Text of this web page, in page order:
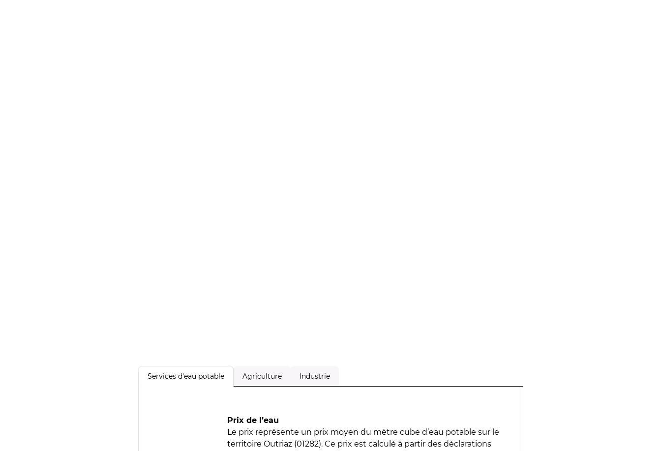
Services d'eau potable Agriculture Industrie
Prix de l’eau
Le prix représente un prix moyen du mètre cube d’eau potable sur le
territoire Outriaz (01282). Ce prix est calculé à partir des déclarations